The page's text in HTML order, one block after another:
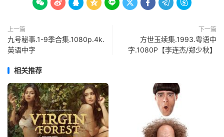
        
上一篇
九号秘事.1-9季合集.1080p.4k.
英语中字
下一篇
方世玉续集.1993.粤语中
字.1080P【李连杰/郑少秋】
相关推荐